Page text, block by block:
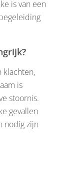
is van een
klachten,
is
stoornis.
gevallen
nodig zijn